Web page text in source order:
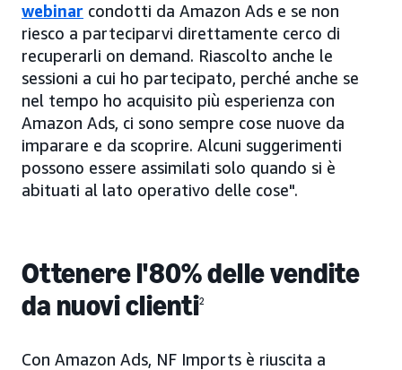
webinar condotti da Amazon Ads e se non
riesco a parteciparvi direttamente cerco di
recuperarli on demand. Riascolto anche le
sessioni a cui ho partecipato, perché anche se
nel tempo ho acquisito più esperienza con
Amazon Ads, ci sono sempre cose nuove da
imparare e da scoprire. Alcuni suggerimenti
possono essere assimilati solo quando si è
abituati al lato operativo delle cose".
Ottenere l'80% delle vendite
da nuovi clienti2
Con Amazon Ads, NF Imports è riuscita a